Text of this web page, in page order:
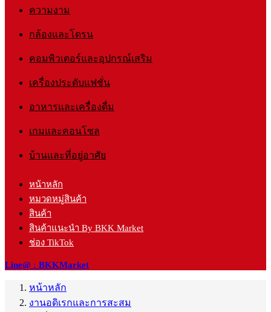
ความงาม
กล้องและโดรน
คอมพิวเตอร์และอุปกรณ์เสริม
เครื่องประดับแฟชั่น
อาหารและเครื่องดื่ม
เกมและคอนโซล
บ้านและที่อยู่อาศัย
หน้าหลัก
หมวดหมู่สินค้า
สินค้า
สินค้าแนะนำ By BKK Market
ช่อง TikTok
Line@ : BKKMarket
หน้าหลัก
งานอดิเรกและการสะสม